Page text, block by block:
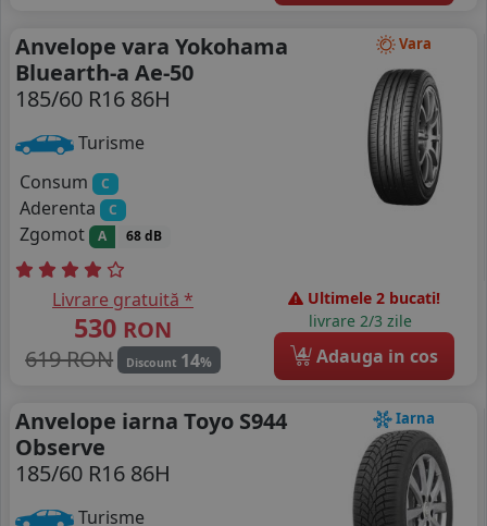
Vara
Anvelope vara Yokohama
Bluearth-a Ae-50
185/60 R16 86H
Turisme
Consum
C
Aderenta C
Zgomot A 68 dB
Livrare gratuită *
530 RON
619 RON
Discount 14%
Ultimele 2 bucati!
livrare 2/3 zile
4 Adauga in cos
Iarna
Anvelope iarna Toyo S944
Observe
185/60 R16 86H
Turisme